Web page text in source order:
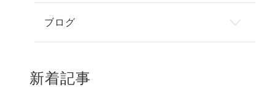
ブログ
新着記事